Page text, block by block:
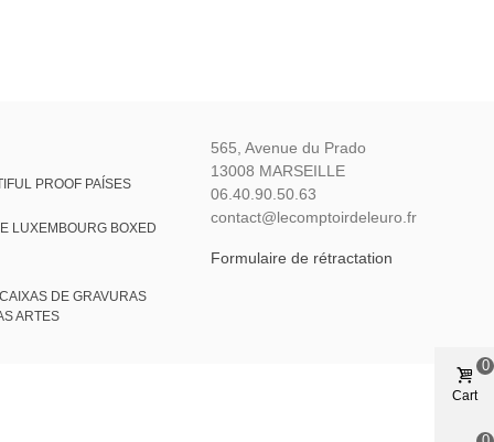
PROOF PAÍSES
LUXEMBOURG BOXED
DE GRAVURAS
ARTES
565, Avenue du Prado
13008 MARSEILLE
06.40.90.50.63
contact@lecomptoirdeleuro.fr
Formulaire de rétractation
Cart
0